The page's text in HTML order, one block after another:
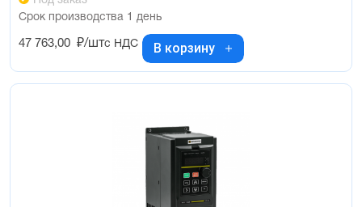
Срок производства 1 день
47 763,00 ₽/штс НДС В корзину